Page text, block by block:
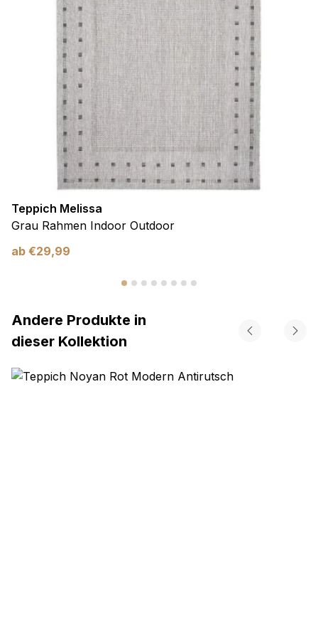
Teppich Melissa
Grau Rahmen Indoor Outdoor
ab €29,99
Andere Produkte in
dieser Kollektion